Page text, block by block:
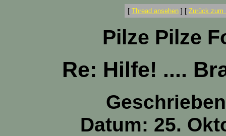
[ Thread ansehen ] [ Zurück zum
Pilze Pilze
Re: Hilfe! ....
Datum: 25.